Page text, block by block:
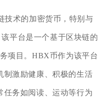
技术的加密货币，特别与
平台是一个基于区块链的
项目。HBX币作为该平台
制激励健康、积极的生活
任务如阅读、运动等行为